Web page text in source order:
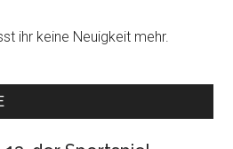
ihr keine Neuigkeit mehr.